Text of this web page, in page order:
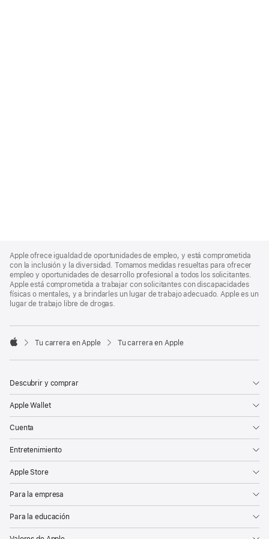
Footer
Apple ofrece igualdad de oportunidades de empleo, y está comprometida
con la inclusión y la diversidad. Tomamos medidas resueltas para ofrecer
empleo y oportunidades de desarrollo profesional a todos los solicitantes.
Apple está comprometida a trabajar con solicitantes con discapacidades
físicas o mentales, y a brindarles un lugar de trabajo adecuado. Apple es un
lugar de trabajo libre de drogas.

Tu carrera en Apple Tu carrera en Apple
Descubrir y comprar
Apple Wallet
Cuenta
Entretenimiento
Apple Store
Para la empresa
Para la educación